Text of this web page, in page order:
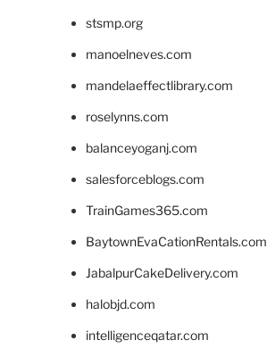
stsmp.org
manoelneves.com
mandelaeffectlibrary.com
roselynns.com
balanceyoganj.com
salesforceblogs.com
TrainGames365.com
BaytownEvaCationRentals.com
JabalpurCakeDelivery.com
halobjd.com
intelligenceqatar.com